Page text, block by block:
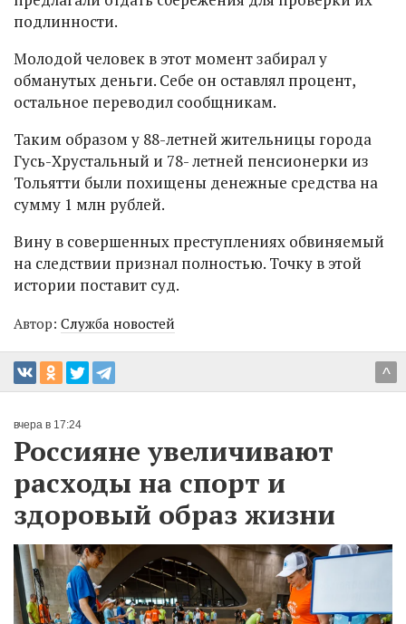
подлинности.
Молодой человек в этот момент забирал у
обманутых деньги. Себе он оставлял процент,
остальное переводил сообщникам.
Таким образом у 88-летней жительницы города
Гусь-Хрустальный и 78- летней пенсионерки из
Тольятти были похищены денежные средства на
сумму 1 млн рублей.
Вину в совершенных преступлениях обвиняемый
на следствии признал полностью. Точку в этой
истории поставит суд.
Автор: Служба новостей
^
вчера в 17:24
Россияне увеличивают
расходы на спорт и
здоровый образ жизни